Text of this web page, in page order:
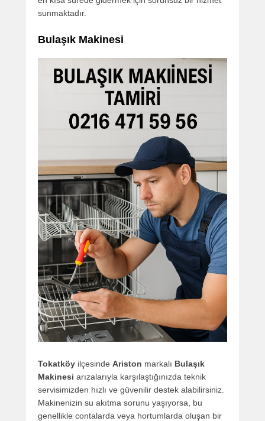
sunmaktadır.
Bulaşık Makinesi
Tokatköy ilçesinde Ariston markalı Bulaşık
Makinesi arızalarıyla karşılaştığınızda teknik
servisimizden hızlı ve güvenilir destek alabilirsiniz.
Makinenizin su akıtma sorunu yaşıyorsa, bu
genellikle contalarda veya hortumlarda oluşan bir